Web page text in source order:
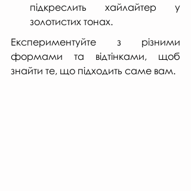
підкреслить хайлайтер у
золотистих тонах.
Експериментуйте з різними
формами та відтінками, щоб
знайти те, що підходить саме вам.